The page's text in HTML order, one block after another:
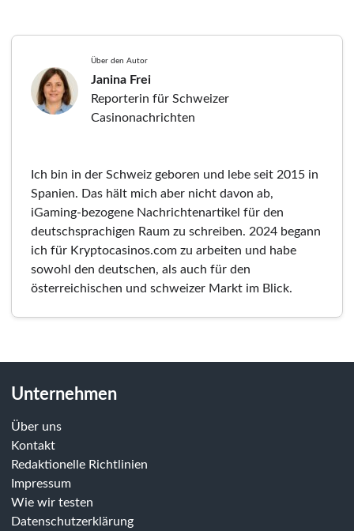
Über den Autor
Janina Frei
Reporterin für Schweizer
Casinonachrichten
Ich bin in der Schweiz geboren und lebe seit 2015 in
Spanien. Das hält mich aber nicht davon ab,
iGaming-bezogene Nachrichtenartikel für den
deutschsprachigen Raum zu schreiben. 2024 begann
ich für Kryptocasinos.com zu arbeiten und habe
sowohl den deutschen, als auch für den
österreichischen und schweizer Markt im Blick.
Unternehmen
Über uns
Kontakt
Redaktionelle Richtlinien
Impressum
Wie wir testen
Datenschutzerklärung